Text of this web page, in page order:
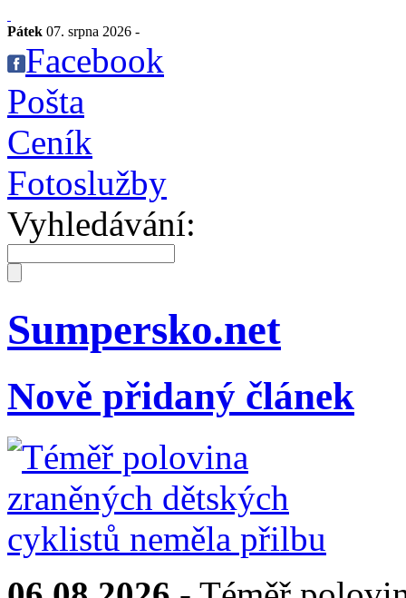
Pátek 07. srpna 2026 -
Facebook
Pošta
Ceník
Fotoslužby
Vyhledávání:
Sumpersko.net
Nově přidaný článek